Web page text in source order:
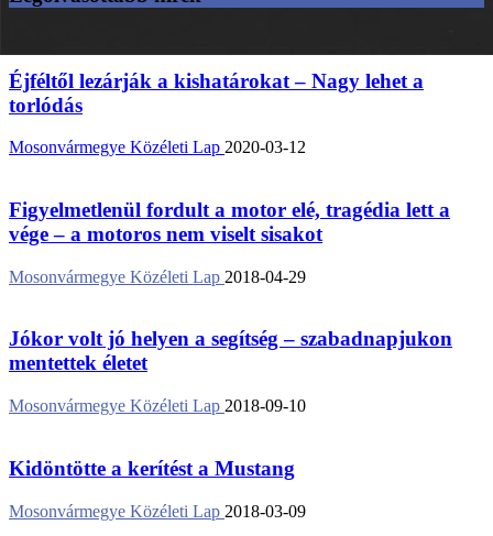
Éjféltől lezárják a kishatárokat – Nagy lehet a
torlódás
Mosonvármegye Közéleti Lap 2020-03-12
Figyelmetlenül fordult a motor elé, tragédia lett a
vége – a motoros nem viselt sisakot
Mosonvármegye Közéleti Lap 2018-04-29
Jókor volt jó helyen a segítség – szabadnapjukon
mentettek életet
Mosonvármegye Közéleti Lap 2018-09-10
Kidöntötte a kerítést a Mustang
Mosonvármegye Közéleti Lap 2018-03-09